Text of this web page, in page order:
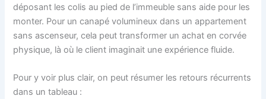
déposant les colis au pied de l’immeuble sans aide pour les
monter. Pour un canapé volumineux dans un appartement
sans ascenseur, cela peut transformer un achat en corvée
physique, là où le client imaginait une expérience fluide.
Pour y voir plus clair, on peut résumer les retours récurrents
dans un tableau :